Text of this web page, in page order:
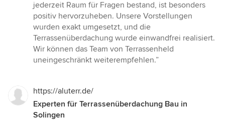
5
von
5
Sternen
jederzeit Raum für Fragen bestand, ist besonders
positiv hervorzuheben. Unsere Vorstellungen
wurden exakt umgesetzt, und die
Terrassenüberdachung wurde einwandfrei realisiert.
Wir können das Team von Terrassenheld
uneingeschränkt weiterempfehlen.”
https://aluterr.de/
Experten für Terrassenüberdachung Bau in
Solingen